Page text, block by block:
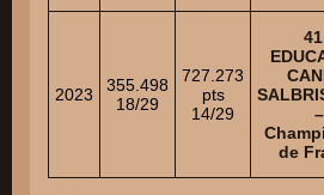
2023
355.498
18/29
727.273
pts
14/29
–
de